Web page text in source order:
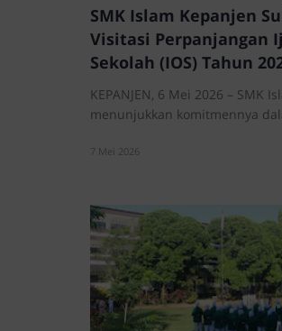
SMK Islam Kepanjen
Visitasi Perpanjangan
Sekolah (IOS) Tahun
KEPANJEN, 6 Mei 2026 – SMK Islam Kepanjen terus
menunjukkan komitmennya
7 Mei 2026